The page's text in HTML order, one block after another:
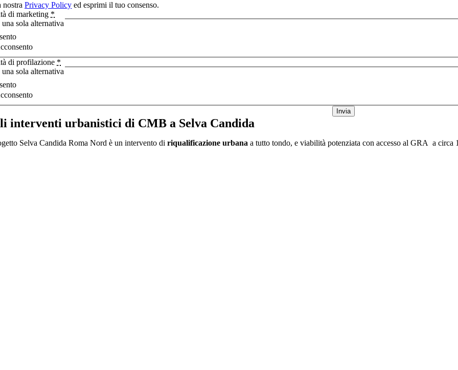
nostraPrivacy Policy ed esprimi il tuo consenso.
di marketing *
sola alternativa
di profilazione *
sola alternativa
Invia
interventi urbanistici di CMB a Selva Candida
Selva Candida Roma Nord è un intervento diriqualificazione urbana a tutto tondo, e viabilità potenziata con accesso al GRA a circa